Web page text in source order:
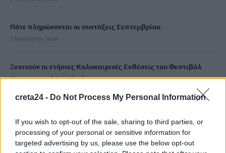
creta24 - Do Not Process My Personal Information
If you wish to opt-out of the sale, sharing to third parties, or
processing of your personal or sensitive information for
targeted advertising by us, please use the below opt-out
Πότε πληρώνονται οι συντάξεις Σεπτεμβρίου
7 Αυγούστου, 2026
Ξεκινούν οι ετήσιες Καλοκαιρινές Εκθέσεις του Φεστιβάλ
Κινηματογράφου Χανίων
Ισπανία: Απολιθώματα αποκαλύπτουν ότι οι πρώτοι
Ευρωπαίοι ίσως ασκούσαν κανιβαλισμό
7 Αυγούστου, 2026